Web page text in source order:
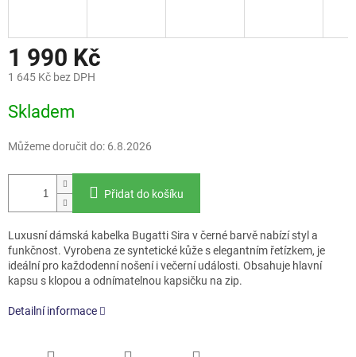
1 990 Kč
1 645 Kč bez DPH
cena:
Skladem
Můžeme doručit do: 6.8.2026
Přidat do košíku
Luxusní dámská kabelka Bugatti Sira v černé barvě nabízí styl a
funkčnost. Vyrobena ze syntetické kůže s elegantním řetízkem, je
ideální pro každodenní nošení i večerní události. Obsahuje hlavní
kapsu s klopou a odnímatelnou kapsičku na zip.
Detailní informace